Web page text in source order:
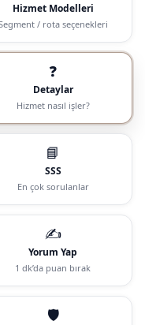
Hizmet Modelleri
/ rota seçenekleri
❓
Detaylar
Hizmet nasıl işler?
📘
SSS
En çok sorulanlar
✍️
Yorum Yap
1 dk’da puan bırak
🛡️